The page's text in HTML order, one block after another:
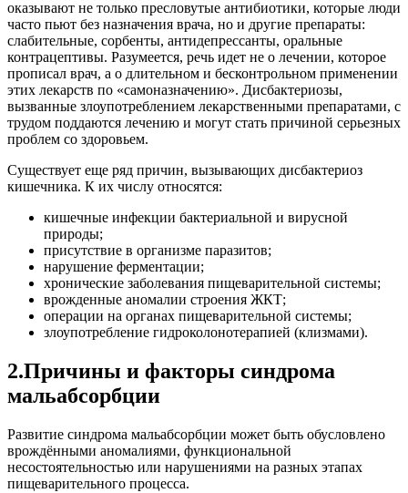
оказывают не только пресловутые антибиотики, которые люди
часто пьют без назначения врача, но и другие препараты:
слабительные, сорбенты, антидепрессанты, оральные
контрацептивы. Разумеется, речь идет не о лечении, которое
прописал врач, а о длительном и бесконтрольном применении
этих лекарств по «самоназначению». Дисбактериозы,
вызванные злоупотреблением лекарственными препаратами, с
трудом поддаются лечению и могут стать причиной серьезных
проблем со здоровьем.
Существует еще ряд причин, вызывающих дисбактериоз
кишечника. К их числу относятся:
кишечные инфекции бактериальной и вирусной
природы;
присутствие в организме паразитов;
нарушение ферментации;
хронические заболевания пищеварительной системы;
врожденные аномалии строения ЖКТ;
операции на органах пищеварительной системы;
злоупотребление гидроколонотерапией (клизмами).
2.Причины и факторы синдрома
мальабсорбции
Развитие синдрома мальабсорбции может быть обусловлено
врождёнными аномалиями, функциональной
несостоятельностью или нарушениями на разных этапах
пищеварительного процесса.